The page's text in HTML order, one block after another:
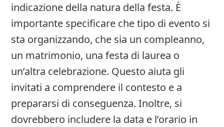
indicazione della natura della festa. È
importante specificare che tipo di evento si
sta organizzando, che sia un compleanno,
un matrimonio, una festa di laurea o
un’altra celebrazione. Questo aiuta gli
invitati a comprendere il contesto e a
prepararsi di conseguenza. Inoltre, si
dovrebbero includere la data e l’orario in